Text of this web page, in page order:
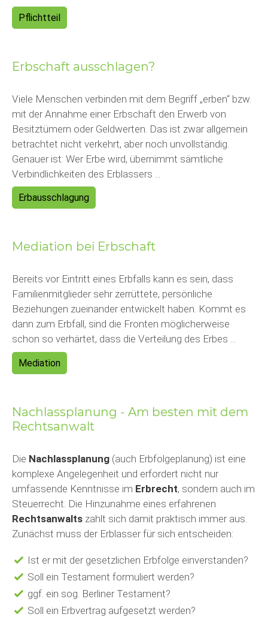
Pflichtteil
Erbschaft ausschlagen?
Viele Menschen verbinden mit dem Begriff „erben“ bzw.
mit der Annahme einer Erbschaft den Erwerb von
Besitztümern oder Geldwerten. Das ist zwar allgemein
betrachtet nicht verkehrt, aber noch unvollständig.
Genauer ist: Wer Erbe wird, übernimmt sämtliche
Verbindlichkeiten des Erblassers ...
Erbausschlagung
Mediation bei Erbschaft
Bereits vor Eintritt eines Erbfalls kann es sein, dass
Familienmitglieder sehr zerrüttete, persönliche
Beziehungen zueinander entwickelt haben. Kommt es
dann zum Erbfall, sind die Fronten möglicherweise
schon so verhärtet, dass die Verteilung des Erbes ...
Mediation
Nachlassplanung - Am besten mit dem
Rechtsanwalt
Die Nachlassplanung (auch Erbfolgeplanung) ist eine
komplexe Angelegenheit und erfordert nicht nur
umfassende Kenntnisse im Erbrecht, sondern auch im
Steuerrecht. Die Hinzunahme eines erfahrenen
Rechtsanwalts zahlt sich damit praktisch immer aus.
Zunächst muss der Erblasser für sich entscheiden:
Ist er mit der gesetzlichen Erbfolge einverstanden?
Soll ein Testament formuliert werden?
ggf. ein sog. Berliner Testament?
Soll ein Erbvertrag aufgesetzt werden?